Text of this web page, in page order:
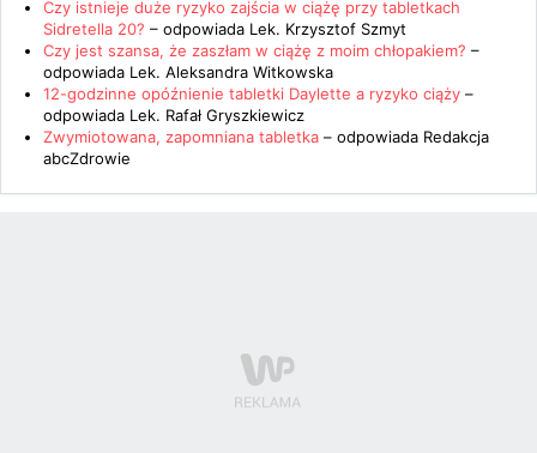
Czy istnieje duże ryzyko zajścia w ciążę przy tabletkach
Sidretella 20? – odpowiada Lek. Krzysztof Szmyt
Czy jest szansa, że zaszłam w ciążę z moim chłopakiem? –
odpowiada Lek. Aleksandra Witkowska
12-godzinne opóźnienie tabletki Daylette a ryzyko ciąży –
odpowiada Lek. Rafał Gryszkiewicz
Zwymiotowana, zapomniana tabletka – odpowiada Redakcja
abcZdrowie